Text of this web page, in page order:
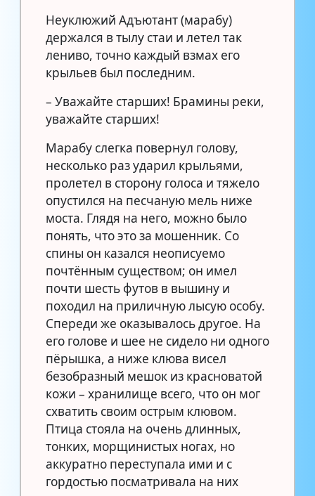
Неуклюжий Адъютант (марабу)
держался в тылу стаи и летел так
лениво, точно каждый взмах его
крыльев был последним.
– Уважайте старших! Брамины реки,
уважайте старших!
Марабу слегка повернул голову,
несколько раз ударил крыльями,
пролетел в сторону голоса и тяжело
опустился на песчаную мель ниже
моста. Глядя на него, можно было
понять, что это за мошенник. Со
спины он казался неописуемо
почтённым существом; он имел
почти шесть футов в вышину и
походил на приличную лысую особу.
Спереди же оказывалось другое. На
его голове и шее не сидело ни одного
пёрышка, а ниже клюва висел
безобразный мешок из красноватой
кожи – хранилище всего, что он мог
схватить своим острым клювом.
Птица стояла на очень длинных,
тонких, морщинистых ногах, но
аккуратно переступала ими и с
гордостью посматривала на них